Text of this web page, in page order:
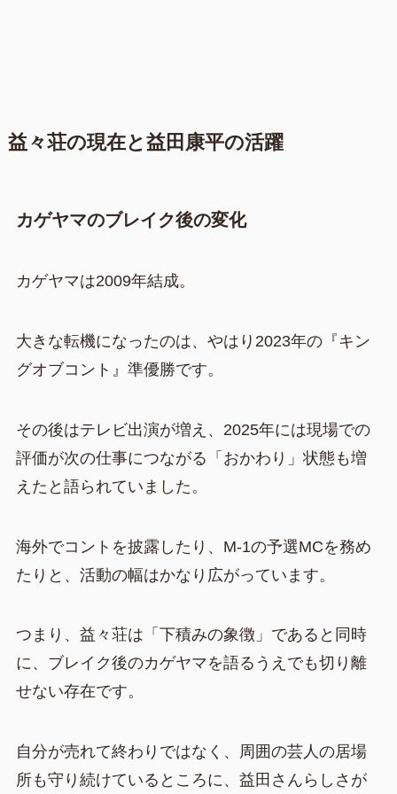
益々荘の現在と益田康平の活躍
カゲヤマのブレイク後の変化
カゲヤマは2009年結成。
大きな転機になったのは、やはり2023年の『キン
グオブコント』準優勝です。
その後はテレビ出演が増え、2025年には現場での
評価が次の仕事につながる「おかわり」状態も増
えたと語られていました。
海外でコントを披露したり、M-1の予選MCを務め
たりと、活動の幅はかなり広がっています。
つまり、益々荘は「下積みの象徴」であると同時
に、ブレイク後のカゲヤマを語るうえでも切り離
せない存在です。
自分が売れて終わりではなく、周囲の芸人の居場
所も守り続けているところに、益田さんらしさが